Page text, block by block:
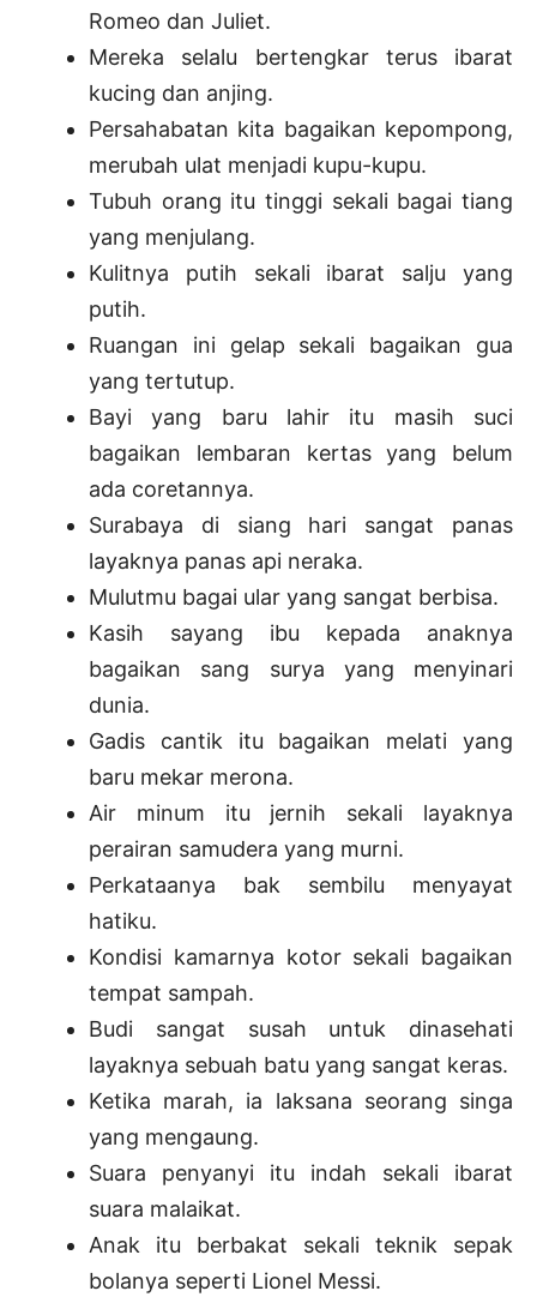
Romeo dan Juliet.
Mereka selalu bertengkar terus ibarat
kucing dan anjing.
Persahabatan kita bagaikan kepompong,
merubah ulat menjadi kupu-kupu.
Tubuh orang itu tinggi sekali bagai tiang
yang menjulang.
Kulitnya putih sekali ibarat salju yang
putih.
Ruangan ini gelap sekali bagaikan gua
yang tertutup.
Bayi yang baru lahir itu masih suci
bagaikan lembaran kertas yang belum
ada coretannya.
Surabaya di siang hari sangat panas
layaknya panas api neraka.
Mulutmu bagai ular yang sangat berbisa.
Kasih sayang ibu kepada anaknya
bagaikan sang surya yang menyinari
dunia.
Gadis cantik itu bagaikan melati yang
baru mekar merona.
Air minum itu jernih sekali layaknya
perairan samudera yang murni.
Perkataanya bak sembilu menyayat
hatiku.
Kondisi kamarnya kotor sekali bagaikan
tempat sampah.
Budi sangat susah untuk dinasehati
layaknya sebuah batu yang sangat keras.
Ketika marah, ia laksana seorang singa
yang mengaung.
Suara penyanyi itu indah sekali ibarat
suara malaikat.
Anak itu berbakat sekali teknik sepak
bolanya seperti Lionel Messi.